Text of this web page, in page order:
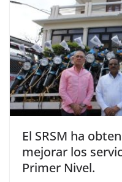
El SRSM ha
mejorar los
Primer Nivel.